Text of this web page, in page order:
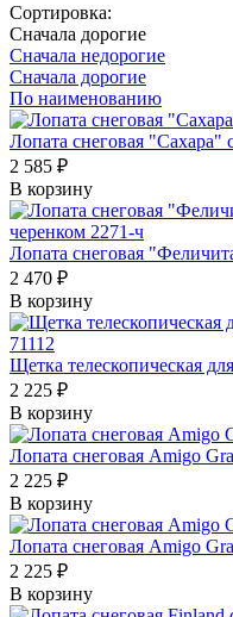
Сортировка:
Сначала дорогие
Сначала недорогие
Сначала дорогие
По наименованию
Лопата снеговая "Сахара"
2 585 ₽
В корзину
Лопата снеговая
2 470 ₽
В корзину
Щетка телескопическая
2 225 ₽
В корзину
Лопата снеговая Amigo
2 225 ₽
В корзину
Лопата снеговая Amigo
2 225 ₽
В корзину